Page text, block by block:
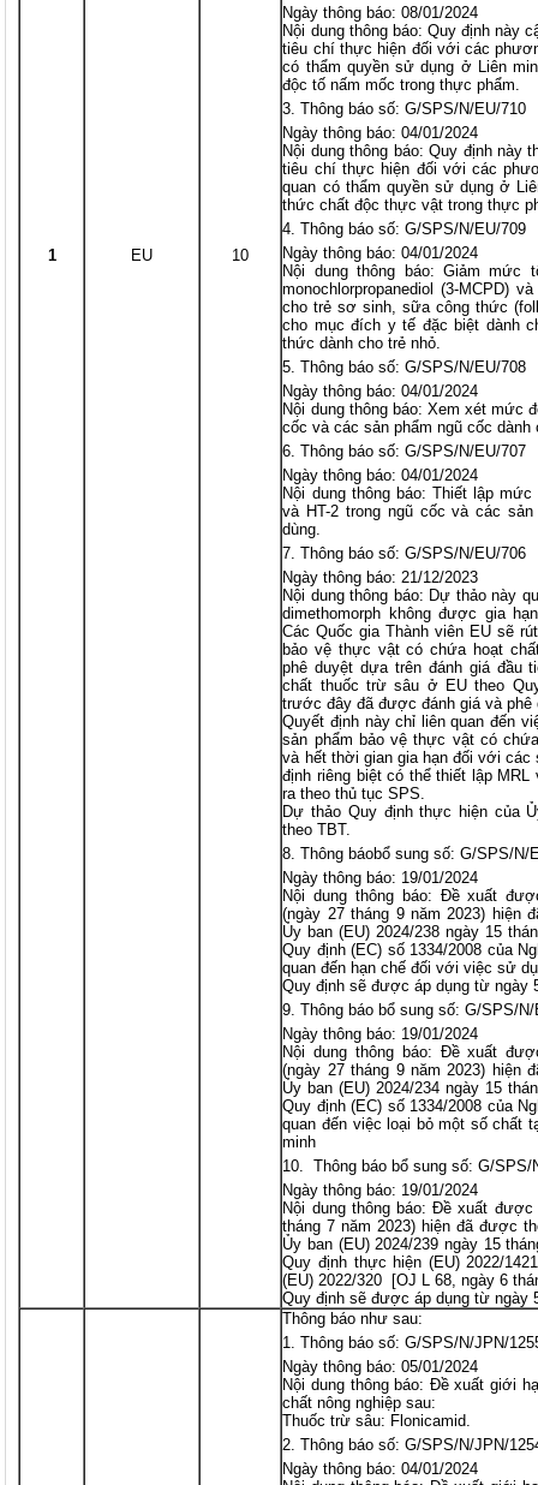
1 EU 10
Ngày thông báo: 08/01/2024
Nội dung thông báo: Quy định này
tiêu chí thực hiện đối với các
có thẩm quyền sử dụng ở Liên
độc tố nấm mốc trong thực phẩm.
Thông báo số: G/SPS/N/EU/710
Ngày thông báo: 04/01/2024
Nội dung thông báo: Quy định này
tiêu chí thực hiện đối với các
quan có thẩm quyền sử dụng ở
thức chất độc thực vật trong thực
Thông báo số: G/SPS/N/EU/709
Ngày thông báo: 04/01/2024
Nội dung thông báo: Giảm
monochlorpropanediol (3-MCPD)
cho trẻ sơ sinh, sữa công thức
cho mục đích y tế đặc biệt dành
thức dành cho trẻ nhỏ.
Thông báo số: G/SPS/N/EU/708
Ngày thông báo: 04/01/2024
Nội dung thông báo: Xem xét mức
cốc và các sản phẩm ngũ cốc
Thông báo số: G/SPS/N/EU/707
Ngày thông báo: 04/01/2024
Nội dung thông báo: Thiết lập
và HT-2 trong ngũ cốc và các
dùng.
Thông báo số: G/SPS/N/EU/706
Ngày thông báo: 21/12/2023
Nội dung thông báo: Dự thảo này
dimethomorph không được gia
Các Quốc gia Thành viên EU sẽ
bảo vệ thực vật có chứa hoạt
phê duyệt dựa trên đánh giá đầu
chất thuốc trừ sâu ở EU theo
trước đây đã được đánh giá và phê
Quyết định này chỉ liên quan đến
sản phẩm bảo vệ thực vật có
và hết thời gian gia hạn đối với
định riêng biệt có thể thiết lập
ra theo thủ tục SPS.
Dự thảo Quy định thực hiện của
theo TBT.
Thông báobổ sung số: G/SPS/N/
Ngày thông báo: 19/01/2024
Nội dung thông báo: Đề xuất
(ngày 27 tháng 9 năm 2023) hiện
Ủy ban (EU) 2024/238 ngày 15
Quy định (EC) số 1334/2008 của
quan đến hạn chế đối với việc sử
Quy định sẽ được áp dụng từ ngày
Thông báo bổ sung số: G/SPS/
Ngày thông báo: 19/01/2024
Nội dung thông báo: Đề xuất
(ngày 27 tháng 9 năm 2023) hiện
Ủy ban (EU) 2024/234 ngày 15
Quy định (EC) số 1334/2008 của
quan đến việc loại bỏ một số chất
minh
Thông báo bổ sung số: G/SPS/
Ngày thông báo: 19/01/2024
Nội dung thông báo: Đề xuất được
tháng 7 năm 2023) hiện đã được
Ủy ban (EU) 2024/239 ngày 15
Quy định thực hiện (EU) 2022/
(EU) 2022/320 [OJ L 68, ngày 6
Quy định sẽ được áp dụng từ ngày
Thông báo như sau:
Thông báo số: G/SPS/N/JPN/
Ngày thông báo: 05/01/2024
Nội dung thông báo: Đề xuất giới
chất nông nghiệp sau:
Thuốc trừ sâu: Flonicamid.
Thông báo số: G/SPS/N/JPN/
Ngày thông báo: 04/01/2024